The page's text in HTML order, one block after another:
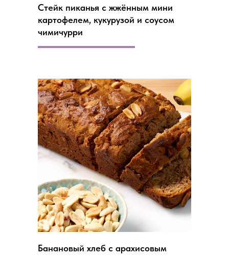
Стейк пиканья с жжённым мини
картофелем, кукурузой и соусом
чимичурри
Банановый хлеб с арахисовым